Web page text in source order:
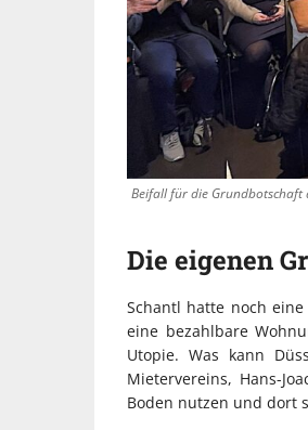
Beifall für die Grundbotschaft
Die eigenen
Schantl hatte noch
eine bezahlbare
Utopie. Was kann
Mietervereins, Hans-
Boden nutzen und dort